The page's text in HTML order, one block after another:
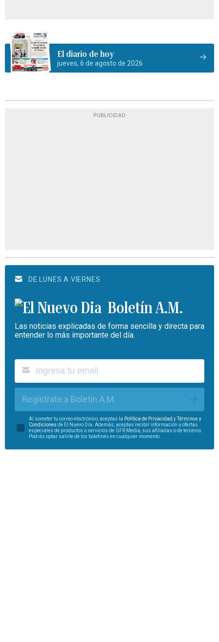
El diario de hoy
jueves, 6 de agosto de 2026
PUBLICIDAD
DE LUNES A VIERNES
Boletín A.M.
Las noticias explicadas de forma sencilla y directa para
entender lo más importante del día.
Regístrate a Boletín A.M.
Al someter tu correo electrónico, aceptas la Política de Privacidad yTérminos y
Condiciones de El Nuevo Día. Además, aceptas recibir información u ofertas
especiales de productos o servicios de GFR Media, sus afiliadas o de terceros.
Podrás optar salirte de los boletines en cualquier momento.